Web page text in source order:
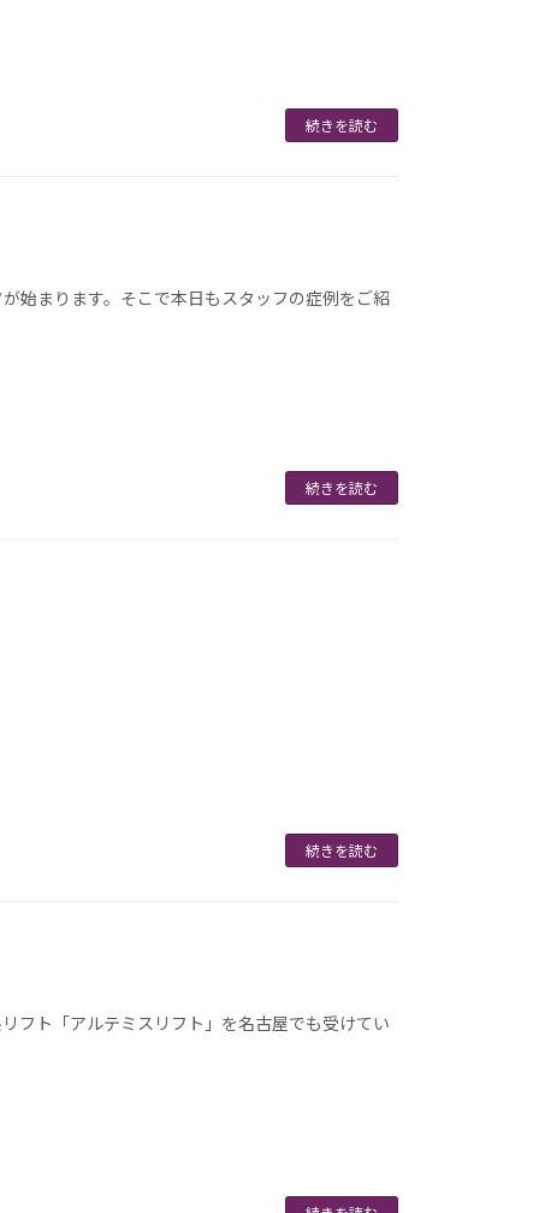
続きを読む
始まります。そこで本日もスタッフの症例をご紹
続きを読む
続きを読む
フト「アルテミスリフト」を名古屋でも受けてい